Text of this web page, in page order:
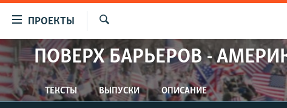
упрощенного
доступа
Вернуться
к
ПРОЕКТЫ
ПРОГРАММЫ
ПОДКАСТЫ
АВТОРСКИЕ ПРОЕКТЫ
Искать
ПОВЕРХ БАРЬЕРОВ -
ТЕКСТЫ ВЫПУСКИ ОПИСАНИЕ